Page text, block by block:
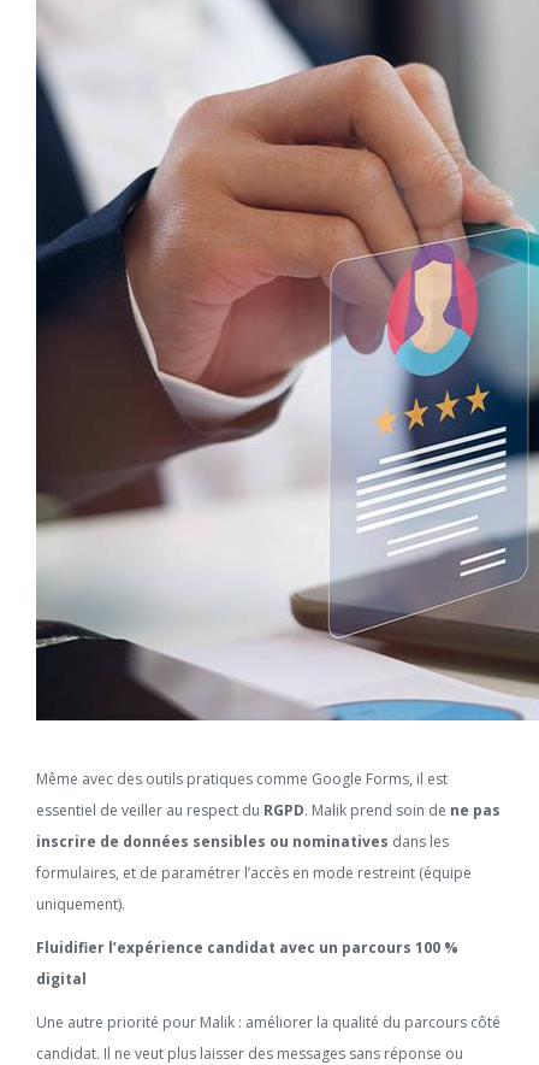
Même avec des outils pratiques comme Google Forms, il est
essentiel de veiller au respect du RGPD. Malik prend soin de ne pas
inscrire de données sensibles ou nominatives dans les
formulaires, et de paramétrer l’accès en mode restreint (équipe
uniquement).
Fluidifier l’expérience candidat avec un parcours 100 %
digital
Une autre priorité pour Malik : améliorer la qualité du parcours côté
candidat. Il ne veut plus laisser des messages sans réponse ou